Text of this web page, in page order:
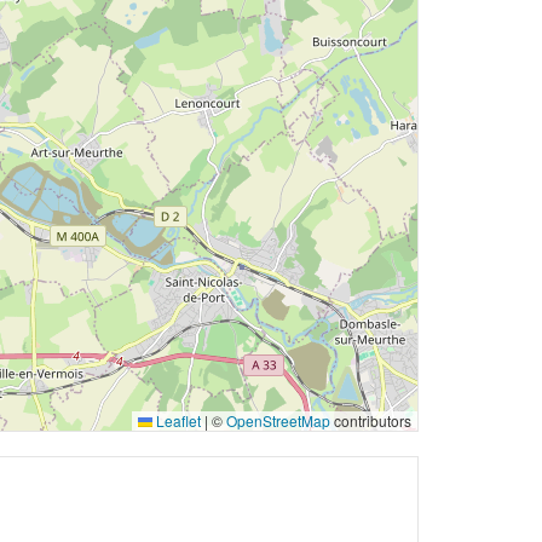
Leaflet | ©OpenStreetMapcontributors